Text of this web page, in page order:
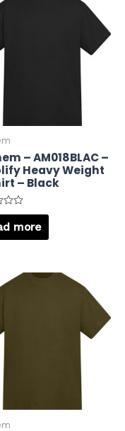
– AM018BLAC –
Heavy Weight
– Black
more